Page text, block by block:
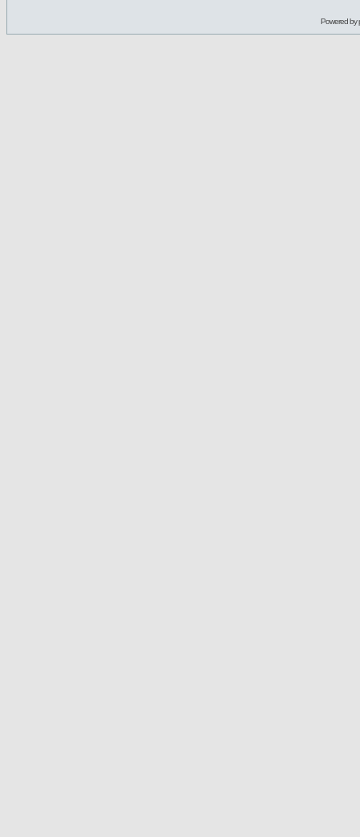
Powered by